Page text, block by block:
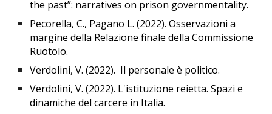
the past”: narratives on prison governmentality.
Pecorella, C., Pagano L. (2022). Osservazioni a
margine della Relazione finale della Commissione
Ruotolo.
Verdolini, V. (2022). Il personale è politico.
Verdolini, V. (2022). L'istituzione reietta. Spazi e
dinamiche del carcere in Italia.